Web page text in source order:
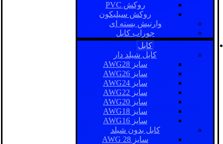
روکش PVC
روکش سیلیکون
وارنیش بسته ای
جوراب کابل
کابل
کابل شیلد دار
سایز AWG28
سایز AWG26
سایز AWG24
سایز AWG22
سایز AWG20
سایز AWG18
سایز AWG16
کابل بدون شیلد
سایز AWG 28